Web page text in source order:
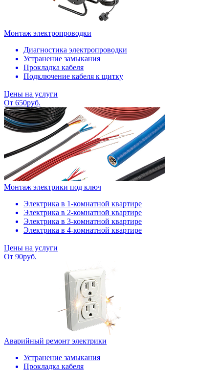
Монтаж электропроводки
Диагностика электропроводки
Устранение замыкания
Прокладка кабеля
Подключение кабеля к щитку
Цены на услуги
От 650руб.
Монтаж электрики под ключ
Электрика в 1-комнатной квартире
Электрика в 2-комнатной квартире
Электрика в 3-комнатной квартире
Электрика в 4-комнатной квартире
Цены на услуги
От 90руб.
Аварийный ремонт электрики
Устранение замыкания
Прокладка кабеля